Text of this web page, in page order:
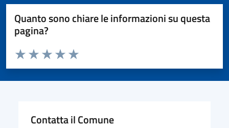
Quanto sono chiare le informazioni su questa
pagina?
Valuta da 1 a 5 stelle la pagina
Valuta 5 stelle su 5
Valuta 4 stelle su 5
Valuta 3 stelle su 5
Valuta 2 stelle su 5
Valuta 1 stelle su 5
Contatta il Comune